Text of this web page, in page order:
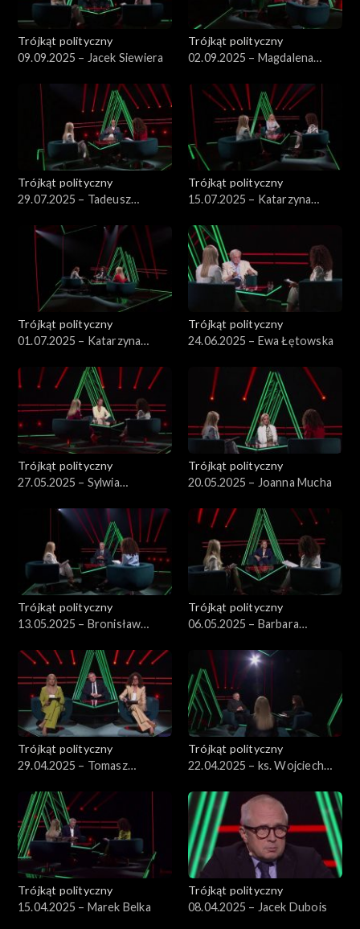
Trójkąt polityczny
09.09.2025 – Jacek Siewiera
Trójkąt polityczny
02.09.2025 – Magdalena
Trójkąt polityczny
29.07.2025 – Tadeusz
Trójkąt polityczny
15.07.2025 – Katarzyna
Trójkąt polityczny
01.07.2025 – Katarzyna
Trójkąt polityczny
24.06.2025 – Ewa Łętowska
Trójkąt polityczny
27.05.2025 – Sylwia
Trójkąt polityczny
20.05.2025 – Joanna Mucha
Trójkąt polityczny
13.05.2025 – Bronisław
Trójkąt polityczny
06.05.2025 – Barbara
Trójkąt polityczny
29.04.2025 – Tomasz
Trójkąt polityczny
22.04.2025 – ks. Wojciech
Trójkąt polityczny
15.04.2025 – Marek Belka
Trójkąt polityczny
08.04.2025 – Jacek Dubois